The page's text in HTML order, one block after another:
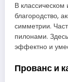
В классическом
благородство,
симметрии.
пилонами.
эффектно и
Прованс и